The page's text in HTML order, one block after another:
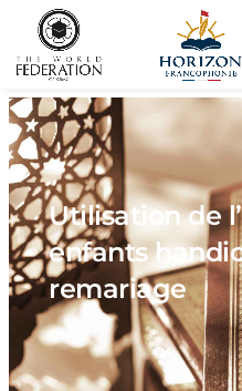
Utilisation de
enfants
remariage